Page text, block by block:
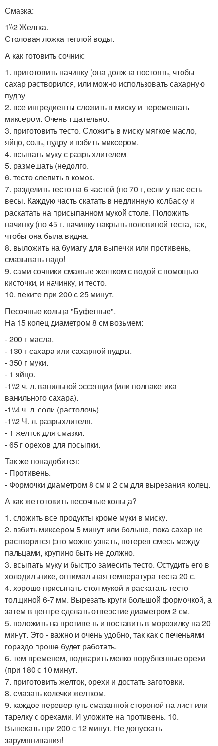
Смазка:
1\\2 Желтка.
Столовая ложка теплой воды.
А как готовить сочник:
1. приготовить начинку (она должна постоять, чтобы
сахар растворился, или можно использовать сахарную
пудру.
2. все ингредиенты сложить в миску и перемешать
миксером. Очень тщательно.
3. приготовить тесто. Сложить в миску мягкое масло,
яйцо, соль, пудру и взбить миксером.
4. всыпать муку с разрыхлителем.
5. размешать (недолго.
6. тесто слепить в комок.
7. разделить тесто на 6 частей (по 70 г, если у вас есть
весы. Каждую часть скатать в недлинную колбаску и
раскатать на присыпанном мукой столе. Положить
начинку (по 45 г. начинку накрыть половиной теста, так,
чтобы она была видна.
8. выложить на бумагу для выпечки или противень,
смазывать надо!
9. сами сочники смажьте желтком с водой с помощью
кисточки, и начинку, и тесто.
10. пеките при 200 с 25 минут.
Песочные кольца "Буфетные".
На 15 колец диаметром 8 см возьмем:
- 200 г масла.
- 130 г сахара или сахарной пудры.
- 350 г муки.
- 1 яйцо.
-1\\2 ч. л. ванильной эссенции (или полпакетика
ванильного сахара).
-1\\4 ч. л. соли (растолочь).
-1\\2 Ч. л. разрыхлителя.
- 1 желток для смазки.
- 65 г орехов для посыпки.
Так же понадобится:
- Противень.
- Формочки диаметром 8 см и 2 см для вырезания колец.
А как же готовить песочные кольца?
1. сложить все продукты кроме муки в миску.
2. взбить миксером 5 минут или больше, пока сахар не
растворится (это можно узнать, потерев смесь между
пальцами, крупино быть не должно.
3. всыпать муку и быстро замесить тесто. Остудить его в
холодильнике, оптимальная температура теста 20 с.
4. хорошо присыпать стол мукой и раскатать тесто
толщиной 6-7 мм. Вырезать круги большой формочкой, а
затем в центре сделать отверстие диаметром 2 см.
5. положить на противень и поставить в морозилку на 20
минут. Это - важно и очень удобно, так как с печеньями
гораздо проще будет работать.
6. тем временем, поджарить мелко порубленные орехи
(при 180 с 10 минут.
7. приготовить желток, орехи и достать заготовки.
8. смазать колечки желтком.
9. каждое перевернуть смазанной стороной на лист или
тарелку с орехами. И уложите на противень. 10.
Выпекать при 200 с 12 минут. Не допускать
зарумянивания!